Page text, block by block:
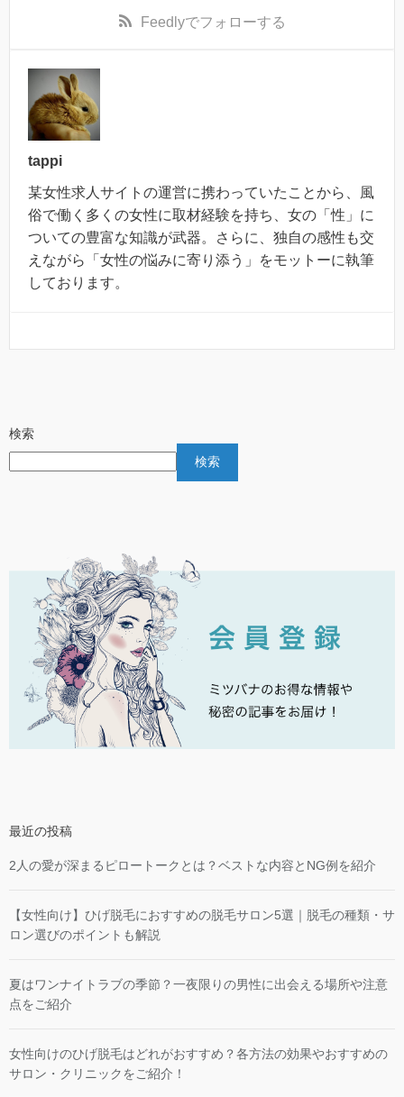
Feedlyでフォローする
tappi
某女性求人サイトの運営に携わっていたことから、風
俗で働く多くの女性に取材経験を持ち、女の「性」に
ついての豊富な知識が武器。さらに、独自の感性も交
えながら「女性の悩みに寄り添う」をモットーに執筆
しております。
検索
検索
最近の投稿
2人の愛が深まるピロートークとは？ベストな内容とNG例を紹介
【女性向け】ひげ脱毛におすすめの脱毛サロン5選｜脱毛の種類・サ
ロン選びのポイントも解説
夏はワンナイトラブの季節？一夜限りの男性に出会える場所や注意
点をご紹介
女性向けのひげ脱毛はどれがおすすめ？各方法の効果やおすすめの
サロン・クリニックをご紹介！